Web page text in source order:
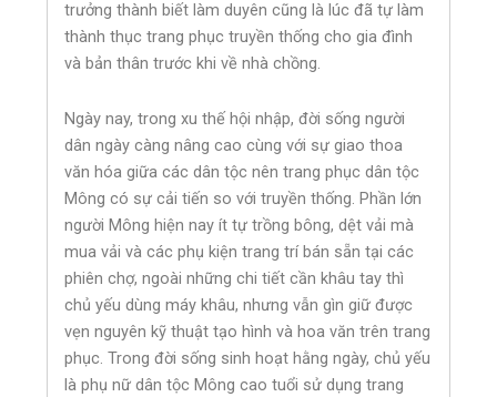
trưởng thành biết làm duyên cũng là lúc đã tự làm
thành thục trang phục truyền thống cho gia đình
và bản thân trước khi về nhà chồng.
Ngày nay, trong xu thế hội nhập, đời sống người
dân ngày càng nâng cao cùng với sự giao thoa
văn hóa giữa các dân tộc nên trang phục dân tộc
Mông có sự cải tiến so với truyền thống. Phần lớn
người Mông hiện nay ít tự trồng bông, dệt vải mà
mua vải và các phụ kiện trang trí bán sẵn tại các
phiên chợ, ngoài những chi tiết cần khâu tay thì
chủ yếu dùng máy khâu, nhưng vẫn gìn giữ được
vẹn nguyên kỹ thuật tạo hình và hoa văn trên trang
phục. Trong đời sống sinh hoạt hằng ngày, chủ yếu
là phụ nữ dân tộc Mông cao tuổi sử dụng trang